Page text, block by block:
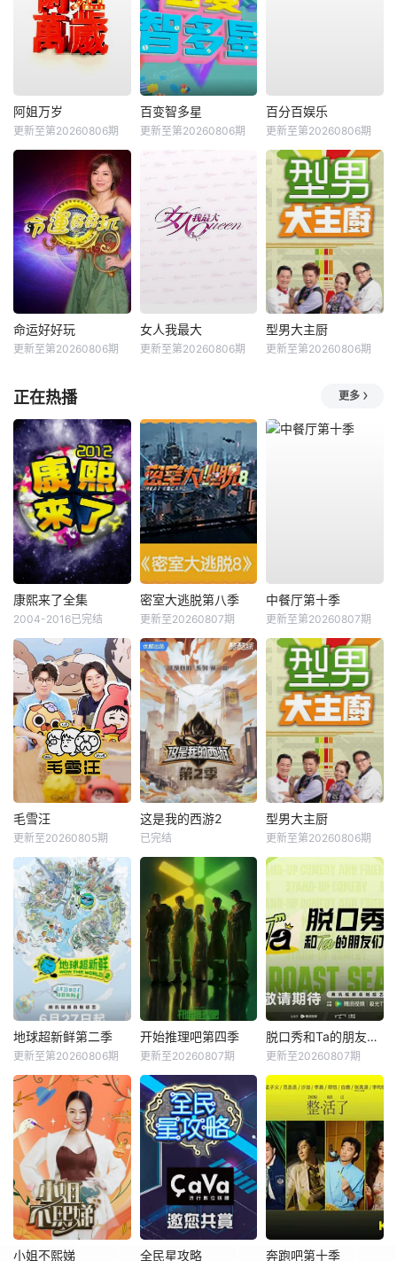
阿姐万岁
更新至第20260806期
百变智多星
更新至第20260806期
百分百娱乐
更新至第20260806期
命运好好玩
更新至第20260806期
女人我最大
更新至第20260806期
型男大主厨
更新至第20260806期
正在热播 更多
康熙来了全集
2004-2016已完结
密室大逃脱第八季
更新至20260807期
中餐厅第十季
更新至第20260807期
毛雪汪
更新至20260805期
这是我的西游2
已完结
型男大主厨
更新至第20260806期
地球超新鲜第二季
更新至第20260806期
开始推理吧第四季
更新至20260807期
脱口秀和Ta的朋友们第三季
更新至20260807期
小姐不熙娣 全民星攻略 奔跑吧第十季